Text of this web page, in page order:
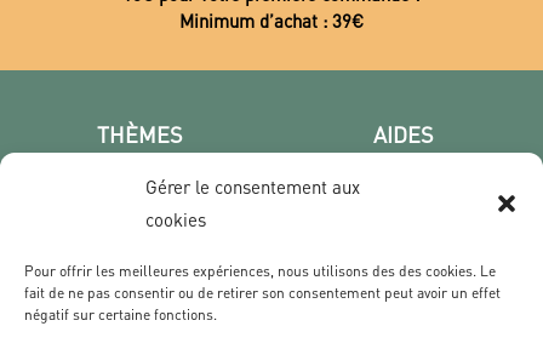
Gérer le consentement aux
cookies
Pour offrir les meilleures expériences, nous utilisons des des cookies. Le
fait de ne pas consentir ou de retirer son consentement peut avoir un effet
négatif sur certaine fonctions.
Minimum d’achat : 39€
THÈMES
Poster photo
Les villes
Film & Série
AIDES